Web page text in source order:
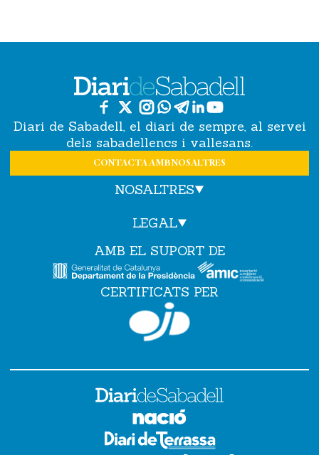
Diari de Sabadell, el diari de sempre, al servei
dels sabadellencs i vallesans.
CONTACTA AMB NOSALTRES
NOSALTRES
LEGAL
AMB EL SUPORT DE
CERTIFICATS PER